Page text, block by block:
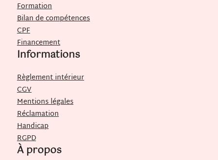
Formation
Bilan de compétences
CPF
Financement
Informations
Règlement intérieur
CGV
Mentions légales
Réclamation
Handicap
RGPD
À propos